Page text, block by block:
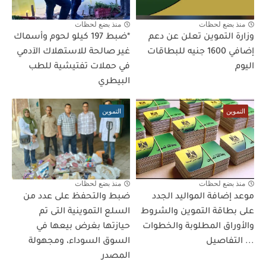
منذ بضع لحظات
وزارة التموين تعلن عن دعم
إضافي 1600 جنيه للبطاقات
اليوم
منذ بضع لحظات
*ضبط 197 كيلو لحوم وأسماك
غير صالحة للاستهلاك الآدمي
في حملات تفتيشية للطب
البيطري
التموين
منذ بضع لحظات
موعد إضافة المواليد الجدد
على بطاقة التموين والشروط
والأوراق المطلوبة والخطوات
... التفاصيل
التموين
منذ بضع لحظات
ضبط والتحفظ على عدد من
السلع التموينية التى تم
حيازتها بغرض بيعها في
السوق السوداء، ومجهولة
المصدر